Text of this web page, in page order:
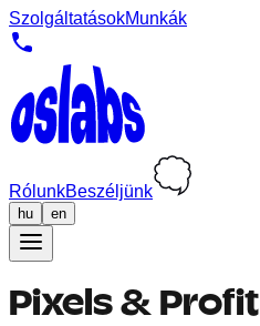
SzolgáltatásokMunkák
RólunkBeszéljünk
hu en
Pixels & Profit